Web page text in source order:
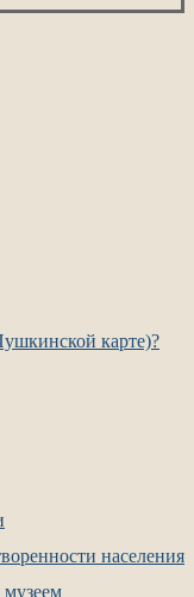
карте)?
населения
музеем